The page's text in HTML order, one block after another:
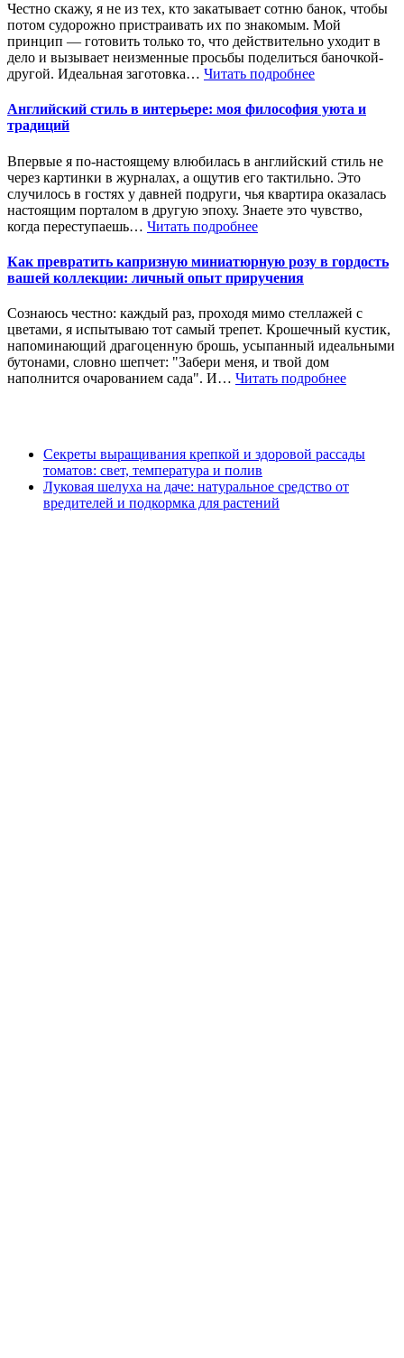
Честно скажу, я не из тех, кто закатывает сотню банок, чтобы
потом судорожно пристраивать их по знакомым. Мой
принцип — готовить только то, что действительно уходит в
дело и вызывает неизменные просьбы поделиться баночкой-
другой. Идеальная заготовка… Читать подробнее
Английский стиль в интерьере: моя философия уюта и
традиций
Впервые я по-настоящему влюбилась в английский стиль не
через картинки в журналах, а ощутив его тактильно. Это
случилось в гостях у давней подруги, чья квартира оказалась
настоящим порталом в другую эпоху. Знаете это чувство,
когда переступаешь… Читать подробнее
Как превратить капризную миниатюрную розу в гордость
вашей коллекции: личный опыт приручения
Сознаюсь честно: каждый раз, проходя мимо стеллажей с
цветами, я испытываю тот самый трепет. Крошечный кустик,
напоминающий драгоценную брошь, усыпанный идеальными
бутонами, словно шепчет: "Забери меня, и твой дом
наполнится очарованием сада". И… Читать подробнее
Секреты выращивания крепкой и здоровой рассады
томатов: свет, температура и полив
Луковая шелуха на даче: натуральное средство от
вредителей и подкормка для растений